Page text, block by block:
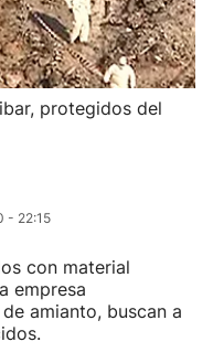
protegidos del
- 22:15
con material
empresa
amianto, buscan a